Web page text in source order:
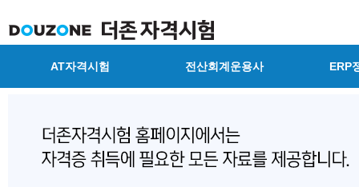
AT자격시험 전산회계운용사 ERP